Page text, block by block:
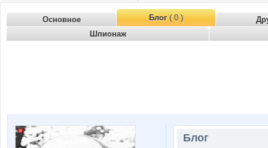
Основное Блог( 0 )
Шпионаж
Блог